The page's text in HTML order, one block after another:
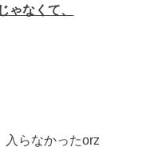
ゃなくて、
入らなかったorz